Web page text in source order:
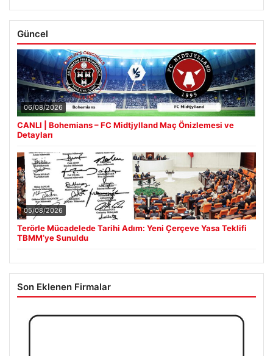
Güncel
06/08/2026
CANLI | Bohemians – FC Midtjylland Maç Önizlemesi ve
Detayları
05/08/2026
Terörle Mücadelede Tarihi Adım: Yeni Çerçeve Yasa Teklifi
TBMM’ye Sunuldu
Son Eklenen Firmalar